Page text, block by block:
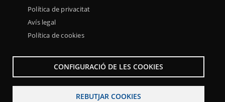
Política de privacitat
Avís legal
Política de cookies
CONFIGURACIÓ DE LES COOKIES
REBUTJAR COOKIES